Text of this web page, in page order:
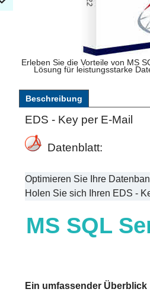
Erleben Sie die Vorteile von MS
Lösung für leistungsstarke
Beschreibung
EDS - Key per E-Mail
Datenblatt:
Optimieren Sie Ihre
Holen Sie sich Ihren EDS -
MS SQL
Ein umfassender Überblick